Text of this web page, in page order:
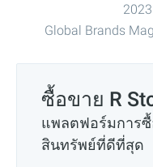
2023
Global Brands
ซื้อขาย R
แพลตฟอร์มการ
สินทรัพย์ที่ดีที่สุด